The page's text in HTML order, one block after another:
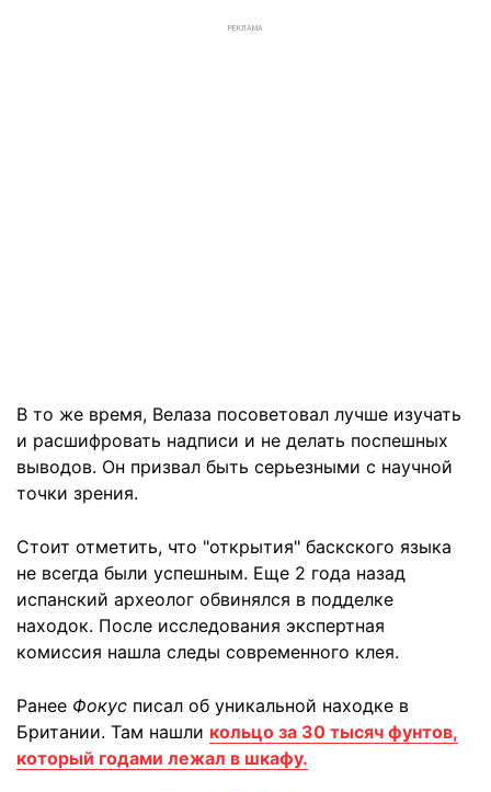
РЕКЛАМА
В то же время, Велаза посоветовал лучше изучать
и расшифровать надписи и не делать поспешных
выводов. Он призвал быть серьезными с научной
точки зрения.
Стоит отметить, что "открытия" баскского языка
не всегда были успешным. Еще 2 года назад
испанский археолог обвинялся в подделке
находок. После исследования экспертная
комиссия нашла следы современного клея.
Ранее Фокус писал об уникальной находке в
Британии. Там нашли кольцо за 30 тысяч фунтов,
который годами лежал в шкафу.